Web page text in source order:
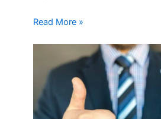
Read More »